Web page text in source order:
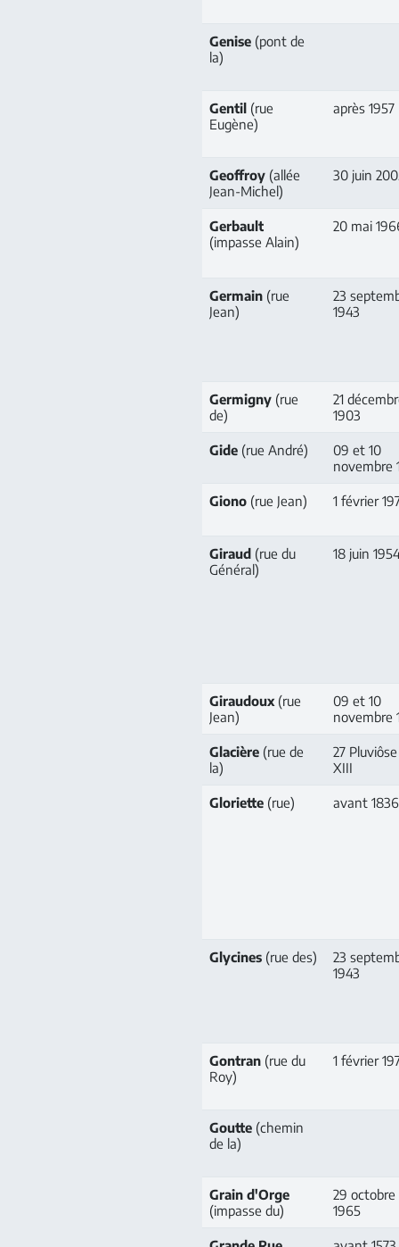
Genise (pont de
la)
Gentil (rue
Eugène)
après 1957
Geoffroy (allée
Jean-Michel)
30 juin
Gerbault
(impasse Alain)
20 mai
Germain (rue
Jean)
23
1943
Germigny (rue
de)
21
1903
Gide (rue André)
09 et 10
novembre
Giono (rue Jean) 1 février
Giraud (rue du
Général)
18 juin
Giraudoux (rue
Jean)
09 et 10
novembre
Glacière (rue de
la)
27
XIII
Gloriette (rue) avant 1836
Glycines (rue des)
23
1943
Gontran (rue du
Roy)
1 février
Goutte (chemin
de la)
Grain d'Orge
(impasse du)
29 octobre
1965